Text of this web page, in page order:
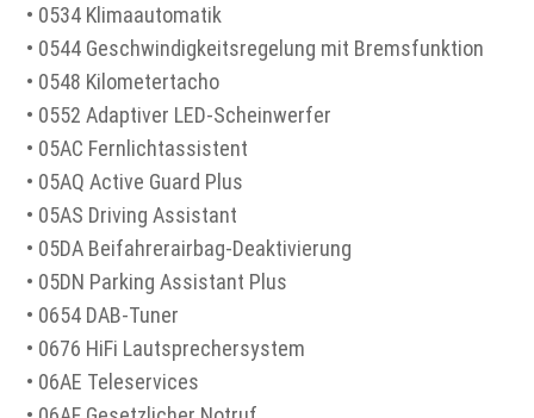
• 0534 Klimaautomatik
• 0544 Geschwindigkeitsregelung mit Bremsfunktion
• 0548 Kilometertacho
• 0552 Adaptiver LED-Scheinwerfer
• 05AC Fernlichtassistent
• 05AQ Active Guard Plus
• 05AS Driving Assistant
• 05DA Beifahrerairbag-Deaktivierung
• 05DN Parking Assistant Plus
• 0654 DAB-Tuner
• 0676 HiFi Lautsprechersystem
• 06AE Teleservices